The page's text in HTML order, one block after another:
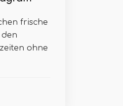
frische
ohne